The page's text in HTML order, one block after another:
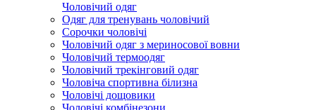
Чоловічий одяг
Одяг для тренувань чоловічий
Сорочки чоловічі
Чоловічий одяг з мериносової вовни
Чоловічий термоодяг
Чоловічий трекінговий одяг
Чоловіча спортивна білизна
Чоловічі дощовики
Чоловічі комбінезони